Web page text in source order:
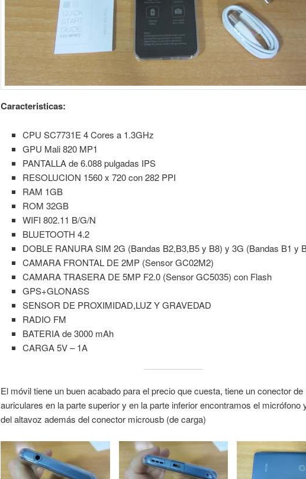
Caracteristicas:
CPU SC7731E 4 Cores a 1.3GHz
GPU Mali 820 MP1
PANTALLA de 6.088 pulgadas IPS
RESOLUCION 1560 x 720 con 282 PPI
RAM 1GB
ROM 32GB
WIFI 802.11 B/G/N
BLUETOOTH 4.2
DOBLE RANURA SIM 2G (Bandas B2,B3,B5 y B8) y 3G (Bandas B1 y
CAMARA FRONTAL DE 2MP (Sensor GC02M2)
CAMARA TRASERA DE 5MP F2.0 (Sensor GC5035) con Flash
GPS+GLONASS
SENSOR DE PROXIMIDAD,LUZ Y GRAVEDAD
RADIO FM
BATERIA de 3000 mAh
CARGA 5V – 1A
El móvil tiene un buen acabado para el precio que cuesta, tiene un conector de
auriculares en la parte superior y en la parte inferior encontramos el micrófono
del altavoz además del conector microusb (de carga)